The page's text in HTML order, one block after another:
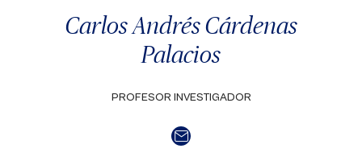
Carlos Andrés Cárdenas
Palacios
PROFESOR INVESTIGADOR